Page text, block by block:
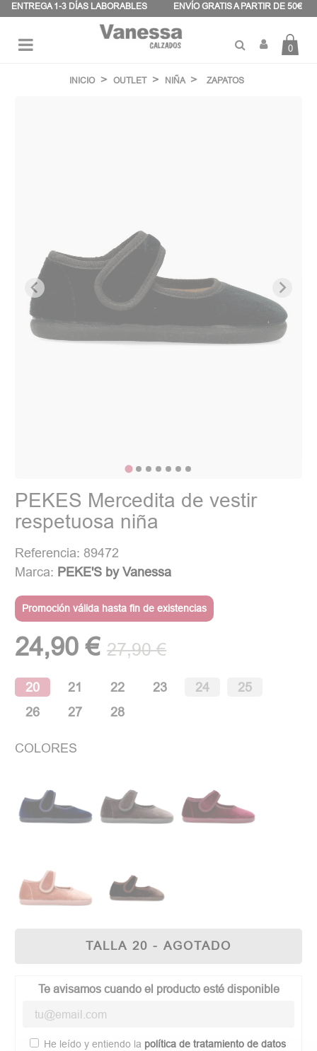
ENTREGA 1-3 DÍAS LABORABLES ENVÍO GRATIS A PARTIR DE 50€
0
INICIO OUTLET NIÑA ZAPATOS
PEKES Mercedita de vestir
respetuosa niña
Referencia: 89472
Marca: PEKE'S by Vanessa
Promoción válida hasta fin de existencias
24,90 € 27,90 €
20 21 22 23 24
25
26
27 28
COLORES
TALLA 20 - AGOTADO
Te avisamos cuando el producto esté disponible
He leído y entiendo la política de tratamiento de datos
Panel de gestión de cookies